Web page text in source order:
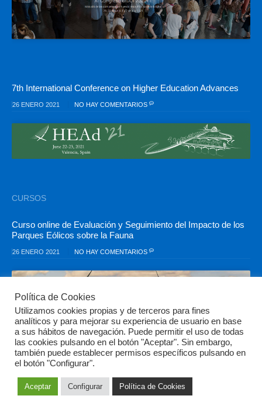
7th International Conference on Higher Education Advances
26 ENERO 2021 NO HAY COMENTARIOS
CURSOS
Curso online de Evaluación y Seguimiento del Impacto de los
Parques Eólicos sobre la Fauna
26 ENERO 2021 NO HAY COMENTARIOS
7ª edición del Curso de Experto Universitario en Entomología
Aplicada
Política de Cookies
Utilizamos cookies propias y de terceros para fines
analíticos y para mejorar su experiencia de usuario en base
a sus hábitos de navegación. Puede permitir el uso de todas
las cookies pulsando en el botón "Aceptar". Sin embargo,
también puede establecer permisos específicos pulsando en
el botón "Configurar".
Aceptar Configurar Política de Cookies